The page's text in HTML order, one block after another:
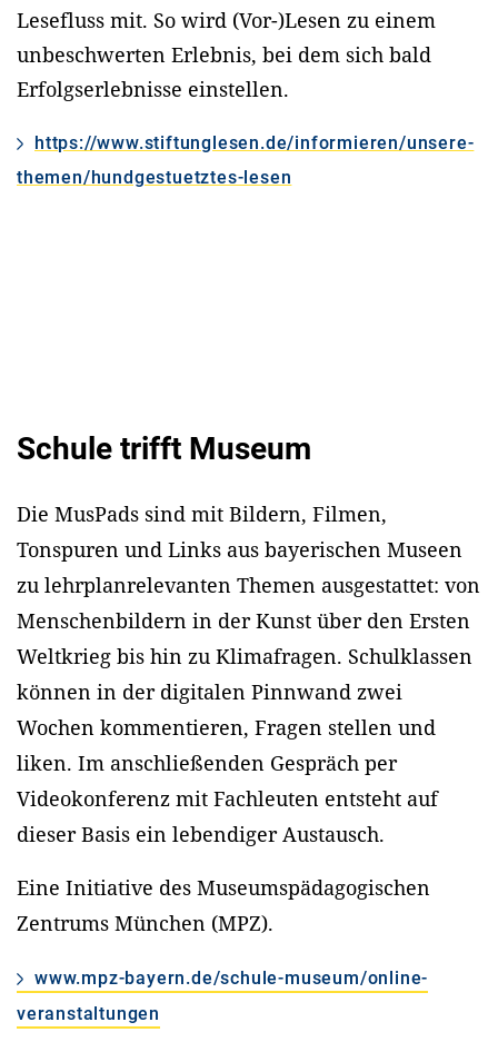
Lesefluss mit. So wird (Vor-)Lesen zu einem
unbeschwerten Erlebnis, bei dem sich bald
Erfolgserlebnisse einstellen.
https://www.stiftunglesen.de/informieren/unsere-
themen/hundgestuetztes-lesen
Schule trifft Museum
Die MusPads sind mit Bildern, Filmen,
Tonspuren und Links aus bayerischen Museen
zu lehrplanrelevanten Themen ausgestattet: von
Menschenbildern in der Kunst über den Ersten
Weltkrieg bis hin zu Klimafragen. Schulklassen
können in der digitalen Pinnwand zwei
Wochen kommentieren, Fragen stellen und
liken. Im anschließenden Gespräch per
Videokonferenz mit Fachleuten entsteht auf
dieser Basis ein lebendiger Austausch.
Eine Initiative des Museumspädagogischen
Zentrums München (MPZ).
www.mpz-bayern.de/schule-museum/online-
veranstaltungen